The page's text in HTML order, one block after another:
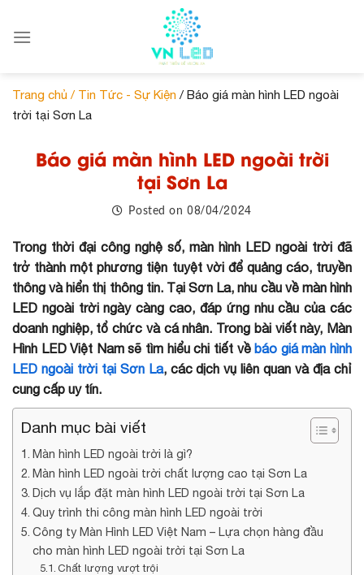
Trang chủ / Tin Tức - Sự Kiện / Báo giá màn hình LED ngoài
trời tại Sơn La
Báo giá màn hình LED ngoài trời
tại Sơn La
Posted on08/04/2024
Trong thời đại công nghệ số, màn hình LED ngoài trời đã
trở thành một phương tiện tuyệt vời để quảng cáo, truyền
thông và hiển thị thông tin. Tại Sơn La, nhu cầu về màn hình
LED ngoài trời ngày càng cao, đáp ứng nhu cầu của các
doanh nghiệp, tổ chức và cá nhân. Trong bài viết này, Màn
Hình LED Việt Nam sẽ tìm hiểu chi tiết vềbáo giá màn hình
LED ngoài trời tại Sơn La, các dịch vụ liên quan và địa chỉ
cung cấp uy tín.
Danh mục bài viết
Màn hình LED ngoài trời là gì?
Màn hình LED ngoài trời chất lượng cao tại Sơn La
Dịch vụ lắp đặt màn hình LED ngoài trời tại Sơn La
Quy trình thi công màn hình LED ngoài trời
Công ty Màn Hình LED Việt Nam – Lựa chọn hàng đầu
cho màn hình LED ngoài trời tại Sơn La
Chất lượng vượt trội